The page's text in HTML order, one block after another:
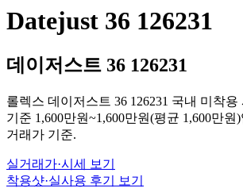
Datejust 36 126231
데이저스트 36 126231
롤렉스 데이저스트 36 126231 국내 미착용
기준 1,600만원~1,600만원(평균 1,600만원
거래가 기준.
실거래가·시세 보기
착용샷·실사용 후기 보기